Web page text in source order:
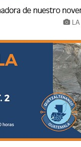
Actualidad